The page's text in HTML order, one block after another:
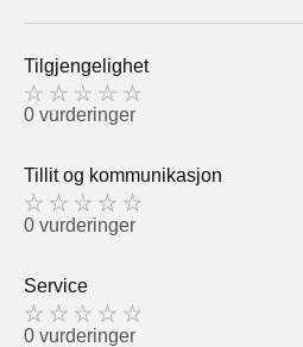
Tilgjengelighet
0 vurderinger
Tillit og kommunikasjon
0 vurderinger
Service
0 vurderinger